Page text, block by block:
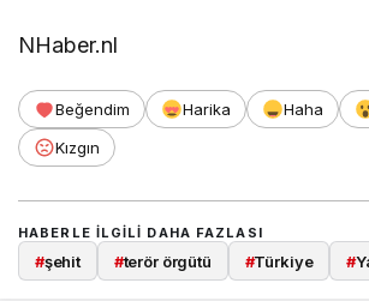
NHaber.nl
Beğendim Harika Haha
Kızgın
HABERLE ILGILI DAHA FAZLASI
#şehit #terör örgütü #Türkiye #